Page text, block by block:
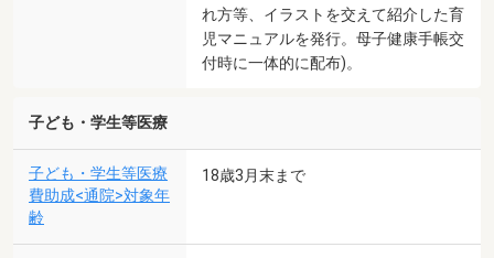
れ方等、イラストを交えて紹介した育
児マニュアルを発行。母子健康手帳交
付時に一体的に配布)。
子ども・学生等医療
子ども・学生等医療
費助成<通院>対象年
齢
18歳3月末まで